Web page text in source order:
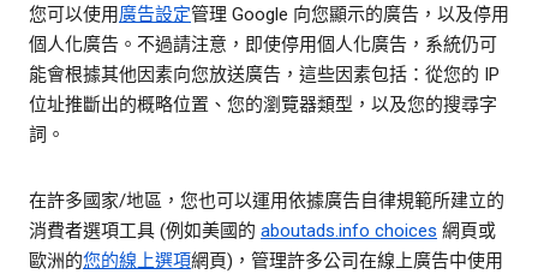
您可以使用廣告設定管理 Google 向您顯示的廣告，以及停用
個人化廣告。不過請注意，即使停用個人化廣告，系統仍可
能會根據其他因素向您放送廣告，這些因素包括：從您的 IP
位址推斷出的概略位置、您的瀏覽器類型，以及您的搜尋字
詞。
在許多國家/地區，您也可以運用依據廣告自律規範所建立的
消費者選項工具 (例如美國的 aboutads.info choices 網頁或
歐洲的您的線上選項網頁)，管理許多公司在線上廣告中使用